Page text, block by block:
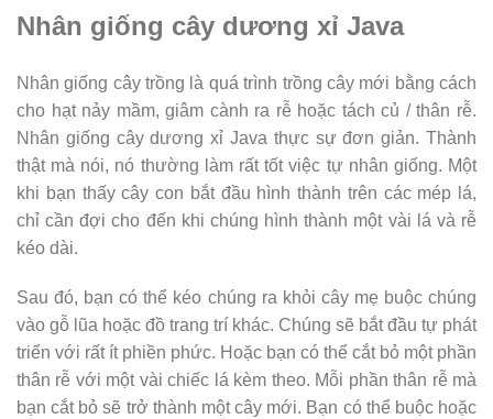
Nhân giống cây dương xỉ Java
Nhân giống cây trồng là quá trình trồng cây mới bằng cách
cho hạt nảy mầm, giâm cành ra rễ hoặc tách củ / thân rễ.
Nhân giống cây dương xỉ Java thực sự đơn giản. Thành
thật mà nói, nó thường làm rất tốt việc tự nhân giống. Một
khi bạn thấy cây con bắt đầu hình thành trên các mép lá,
chỉ cần đợi cho đến khi chúng hình thành một vài lá và rễ
kéo dài.
Sau đó, bạn có thể kéo chúng ra khỏi cây mẹ buộc chúng
vào gỗ lũa hoặc đồ trang trí khác. Chúng sẽ bắt đầu tự phát
triển với rất ít phiền phức. Hoặc bạn có thể cắt bỏ một phần
thân rễ với một vài chiếc lá kèm theo. Mỗi phần thân rễ mà
bạn cắt bỏ sẽ trở thành một cây mới. Bạn có thể buộc hoặc